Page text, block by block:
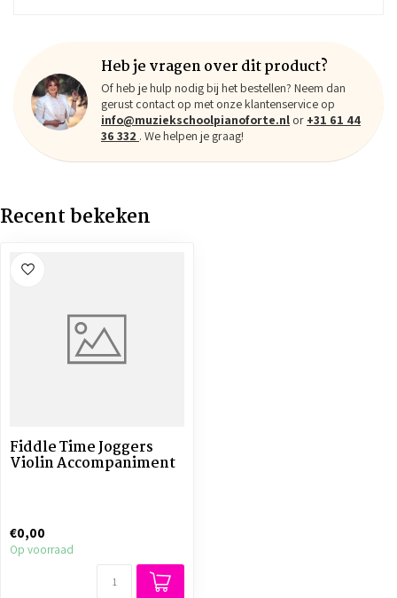
Heb je vragen over dit product?
Of heb je hulp nodig bij het bestellen? Neem dan
gerust contact op met onze klantenservice op
info@muziekschoolpianoforte.nl or +31 61 44
36 332 . We helpen je graag!
Recent bekeken
Fiddle Time Joggers
Violin Accompaniment
€0,00
Op voorraad